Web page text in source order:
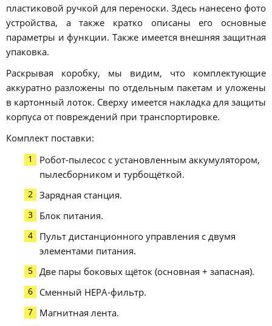
пластиковой ручкой для переноски. Здесь нанесено фото
устройства, а также кратко описаны его основные
параметры и функции. Также имеется внешняя защитная
упаковка.
Раскрывая коробку, мы видим, что комплектующие
аккуратно разложены по отдельным пакетам и уложены
в картонный лоток. Сверху имеется накладка для защиты
корпуса от повреждений при транспортировке.
Комплект поставки:
Робот-пылесос с установленным аккумулятором,
пылесборником и турбощёткой.
Зарядная станция.
Блок питания.
Пульт дистанционного управления с двумя
элементами питания.
Две пары боковых щёток (основная + запасная).
Сменный HEPA-фильтр.
Магнитная лента.